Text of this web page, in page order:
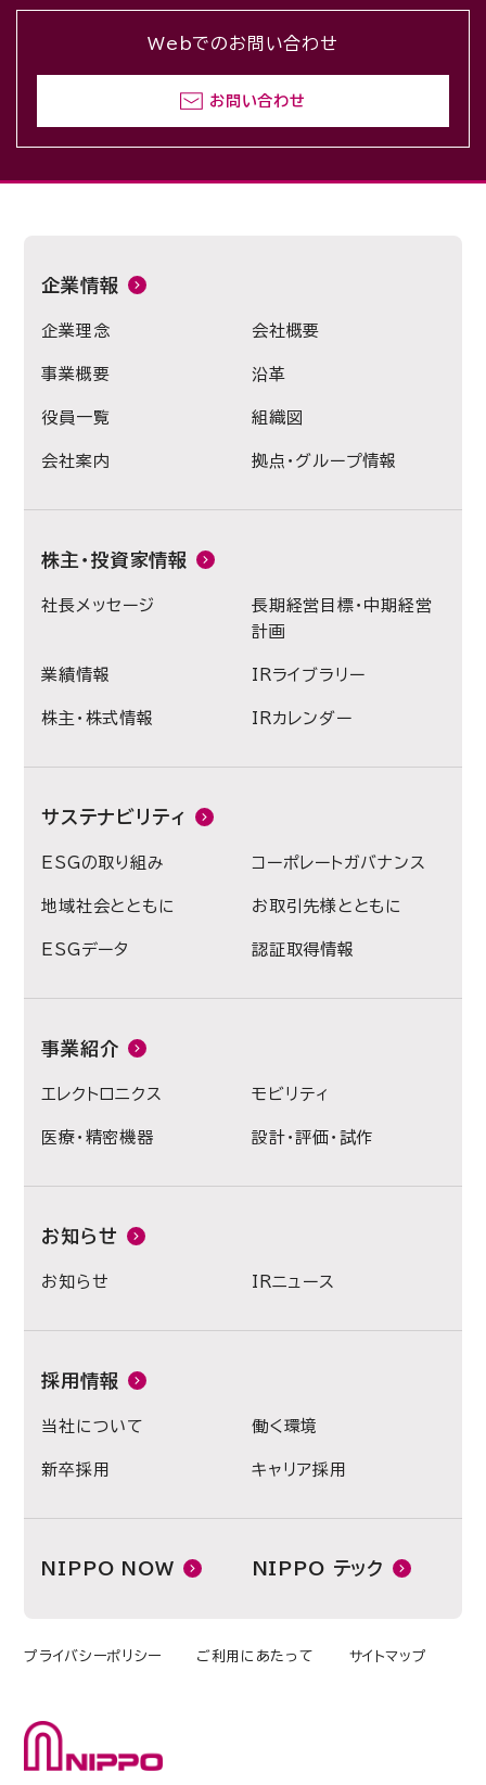
Webでのお問い合わせ
お問い合わせ
企業情報
企業理念 会社概要
事業概要 沿革
役員一覧 組織図
会社案内 拠点・グループ情報
株主・投資家情報
社長メッセージ
長期経営目標・中期経営
計画
業績情報 IRライブラリー
株主・株式情報 IRカレンダー
サステナビリティ
ESGの取り組み コーポレートガバナンス
地域社会とともに お取引先様とともに
ESGデータ 認証取得情報
事業紹介
エレクトロニクス モビリティ
医療・精密機器 設計・評価・試作
お知らせ
お知らせ IRニュース
採用情報
当社について 働く環境
新卒採用 キャリア採用
NIPPO NOW NIPPO テック
プライバシーポリシー ご利用にあたって サイトマップ